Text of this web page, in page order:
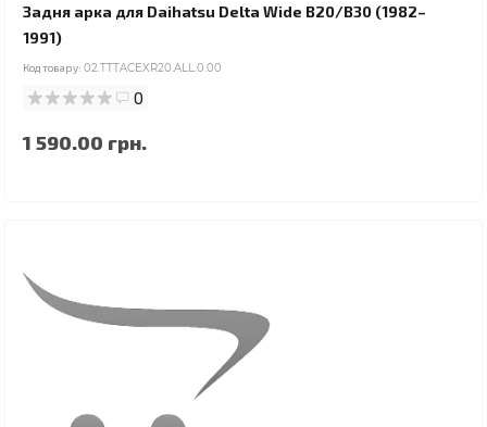
Задня арка для Daihatsu Delta Wide B20/B30 (1982–
1991)
Код товару: 02.TTTACEXR20.ALL.0.00
0
1 590.00 грн.